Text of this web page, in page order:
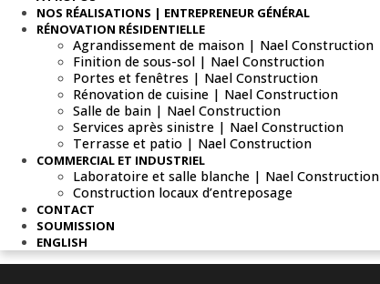
NOS RÉALISATIONS | ENTREPRENEUR GÉNÉRAL
RÉNOVATION RÉSIDENTIELLE
Agrandissement de maison | Nael Construction
Finition de sous-sol | Nael Construction
Portes et fenêtres | Nael Construction
Rénovation de cuisine | Nael Construction
Salle de bain | Nael Construction
Services après sinistre | Nael Construction
Terrasse et patio | Nael Construction
COMMERCIAL ET INDUSTRIEL
Laboratoire et salle blanche | Nael Construction
Construction locaux d’entreposage
CONTACT
SOUMISSION
ENGLISH